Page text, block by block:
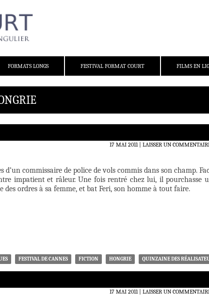
FORMATS LONGS FESTIVAL FORMAT COURT FILMS EN
17 MAI 2011 LAISSER UN
d’un commissaire de police de vols commis dans son champ.
impatient et râleur. Une fois rentré chez lui, il pourchasse
des ordres à sa femme, et bat Feri, son homme à tout faire.
FESTIVAL DE CANNES FICTION HONGRIE QUINZAINE DES
17 MAI 2011 LAISSER UN